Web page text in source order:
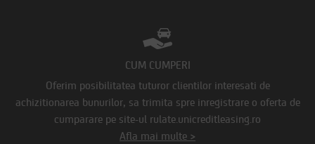
CUM CUMPERI
Oferim posibilitatea tuturor clientilor interesati de
achizitionarea bunurilor, sa trimita spre inregistrare o oferta de
cumparare pe site-ul rulate.unicreditleasing.ro
Afla mai multe >